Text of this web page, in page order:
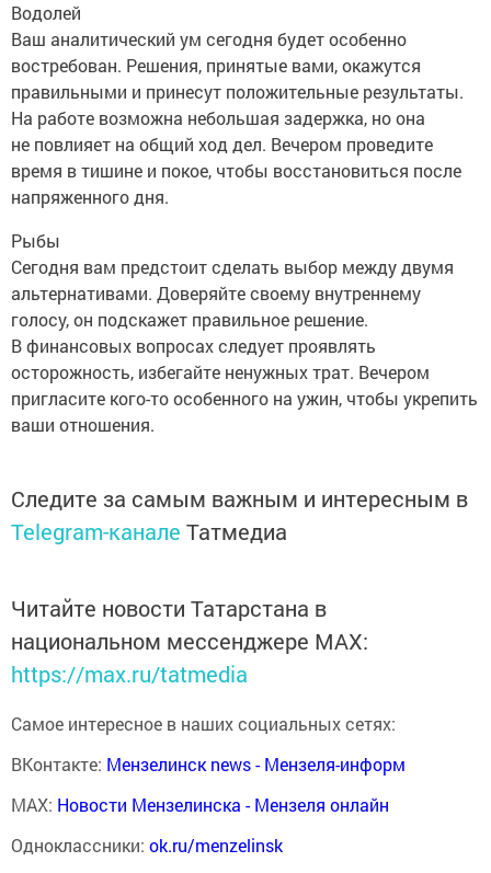
Водолей
Ваш аналитический ум сегодня будет особенно
востребован. Решения, принятые вами, окажутся
правильными и принесут положительные результаты.
На работе возможна небольшая задержка, но она
не повлияет на общий ход дел. Вечером проведите
время в тишине и покое, чтобы восстановиться после
напряженного дня.
Рыбы
Сегодня вам предстоит сделать выбор между двумя
альтернативами. Доверяйте своему внутреннему
голосу, он подскажет правильное решение.
В финансовых вопросах следует проявлять
осторожность, избегайте ненужных трат. Вечером
пригласите кого-то особенного на ужин, чтобы укрепить
ваши отношения.
Следите за самым важным и интересным в
Telegram-канале Татмедиа
Читайте новости Татарстана в
национальном мессенджере MАХ:
https://max.ru/tatmedia
Самое интересное в наших социальных сетях:
ВКонтакте: Мензелинск news - Мензеля-информ
MAX: Новости Мензелинска - Мензеля онлайн
Одноклассники: ok.ru/menzelinsk